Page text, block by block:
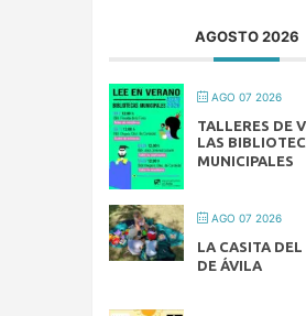
AGOSTO 2026
AGO 07 2026
TALLERES DE
LAS
MUNICIPALES
AGO 07 2026
LA CASITA DEL
DE ÁVILA